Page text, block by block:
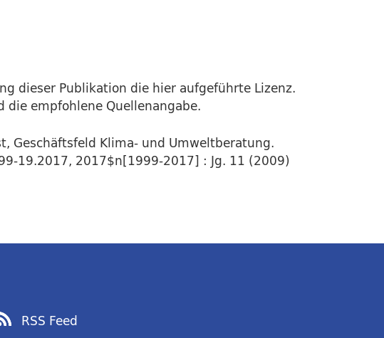
dieser Publikation die hier aufgeführte Lizenz.
empfohlene Quellenangabe.
Geschäftsfeld Klima- und Umweltberatung.
19.2017, 2017$n[1999-2017] : Jg. 11 (2009)
RSS Feed